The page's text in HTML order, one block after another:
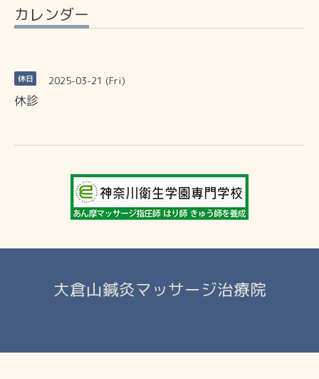
カレンダー
休日 2025-03-21 (Fri)
休診
大倉山鍼灸マッサージ治療院